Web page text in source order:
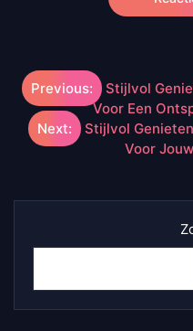
Previous:
Stijlvol
Voor Een
Next:
Stijlvol
Voor